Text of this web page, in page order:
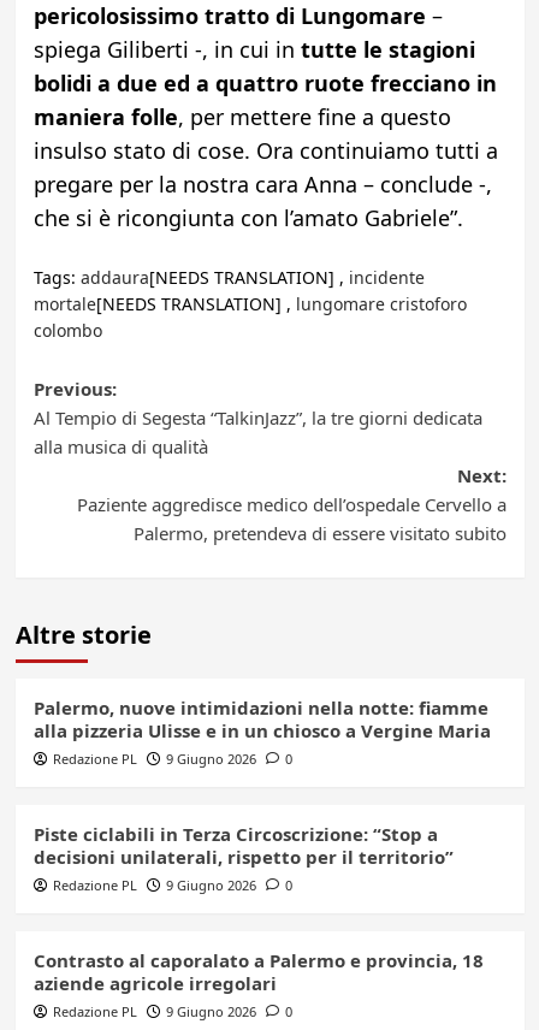
pericolosissimo tratto di Lungomare –
spiega Giliberti -, in cui in tutte le stagioni
bolidi a due ed a quattro ruote frecciano in
maniera folle, per mettere fine a questo
insulso stato di cose. Ora continuiamo tutti a
pregare per la nostra cara Anna – conclude -,
che si è ricongiunta con l’amato Gabriele”.
Tags: addaura[NEEDS TRANSLATION] , incidente
mortale[NEEDS TRANSLATION] , lungomare cristoforo
colombo
Post
navigation
Previous:
Al Tempio di Segesta “TalkinJazz”, la tre giorni dedicata
alla musica di qualità
Next:
Paziente aggredisce medico dell’ospedale Cervello a
Palermo, pretendeva di essere visitato subito
Altre storie
Palermo, nuove intimidazioni nella notte: fiamme
alla pizzeria Ulisse e in un chiosco a Vergine Maria
Redazione PL 9 Giugno 2026 0
Piste ciclabili in Terza Circoscrizione: “Stop a
decisioni unilaterali, rispetto per il territorio”
Redazione PL 9 Giugno 2026 0
Contrasto al caporalato a Palermo e provincia, 18
aziende agricole irregolari
Redazione PL 9 Giugno 2026 0